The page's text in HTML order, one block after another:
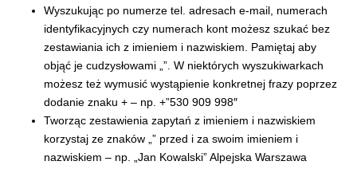
Wyszukując po numerze tel. adresach e-mail, numerach
identyfikacyjnych czy numerach kont możesz szukać bez
zestawiania ich z imieniem i nazwiskiem. Pamiętaj aby
objąć je cudzysłowami „”. W niektórych wyszukiwarkach
możesz też wymusić wystąpienie konkretnej frazy poprzez
dodanie znaku + – np. +”530 909 998″
Tworząc zestawienia zapytań z imieniem i nazwiskiem
korzystaj ze znaków „” przed i za swoim imieniem i
nazwiskiem – np. „Jan Kowalski” Alpejska Warszawa